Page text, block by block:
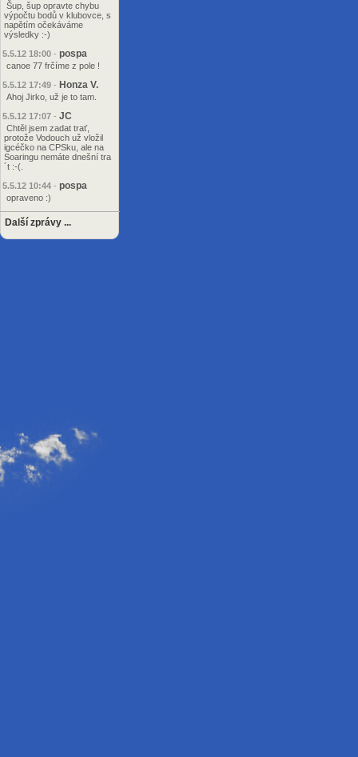
Šup, šup opravte chybu
výpočtu bodů v klubovce, s
napětím očekáváme
výsledky :-)
5.5.12 18:00 - pospa
canoe 77 frčíme z pole !
5.5.12 17:49 - Honza V.
Ahoj Jirko, už je to tam.
5.5.12 17:07 - JC
Chtěl jsem zadat trať,
protože Vodouch už vložil
igcéčko na CPSku, ale na
Soaringu nemáte dnešní tra
´t :-(.
5.5.12 10:44 - pospa
opraveno :)
Další zprávy ...